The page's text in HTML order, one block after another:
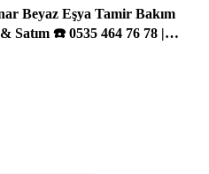
Beyaz Eşya Tamir Bakım
Satım ☎️ 0535 464 76 78 |